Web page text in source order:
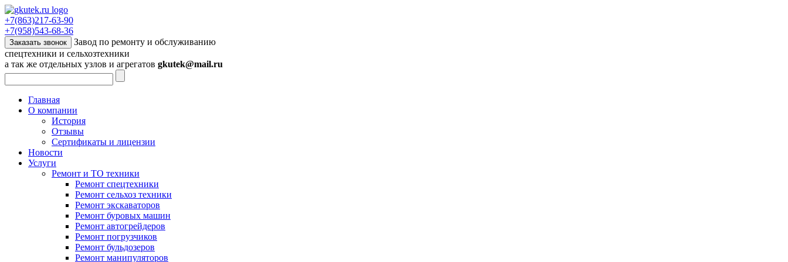
+7(863)217-63-90
+7(958)543-68-36
Заказать звонок
Завод по ремонту и обслуживанию
спецтехники и сельхозтехники
а так же отдельных узлов и агрегатов gkutek@mail.ru
Главная
О компании
История
Отзывы
Сертификаты и лицензии
Новости
Услуги
Ремонт и ТО техники
Ремонт спецтехники
Ремонт сельхоз техники
Ремонт экскаваторов
Ремонт буровых машин
Ремонт автогрейдеров
Ремонт погрузчиков
Ремонт бульдозеров
Ремонт манипуляторов